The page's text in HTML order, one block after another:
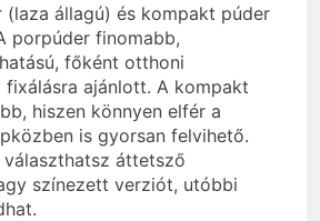
(laza állagú) és kompakt púder
porpúder finomabb,
főként otthoni
fixálásra ajánlott. A kompakt
hiszen könnyen elfér a
is gyorsan felvihető.
áttetsző
színezett verziót, utóbbi